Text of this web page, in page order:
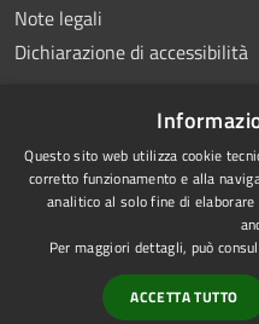
Note legali
Dichiarazione di accessibilità
RSS
Accessibilità
Privacy
Mappa del sito
Questo sito web utilizza cookie
corretto funzionamento e alla
analitico al solo fine di
Per maggiori dettagli, può
ACCETTA TUTTO